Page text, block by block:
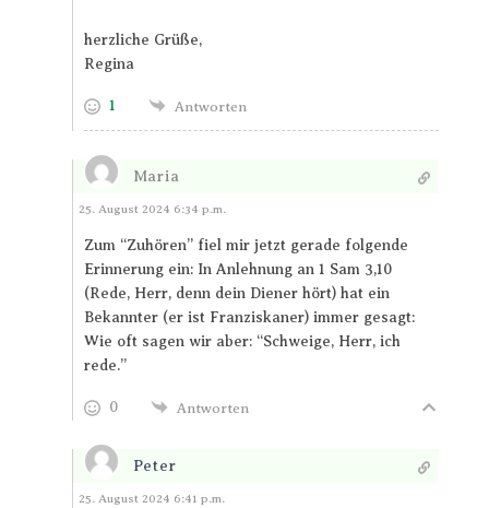
herzliche Grüße,
Regina
1 Antworten
Maria
Antworten
25. August 2024 6:34 p.m.
Zum “Zuhören” fiel mir jetzt gerade folgende
Erinnerung ein: In Anlehnung an 1 Sam 3,10
(Rede, Herr, denn dein Diener hört) hat ein
Bekannter (er ist Franziskaner) immer gesagt:
Wie oft sagen wir aber: “Schweige, Herr, ich
rede.”
0 Antworten
Peter
Antworten
25. August 2024 6:41 p.m.